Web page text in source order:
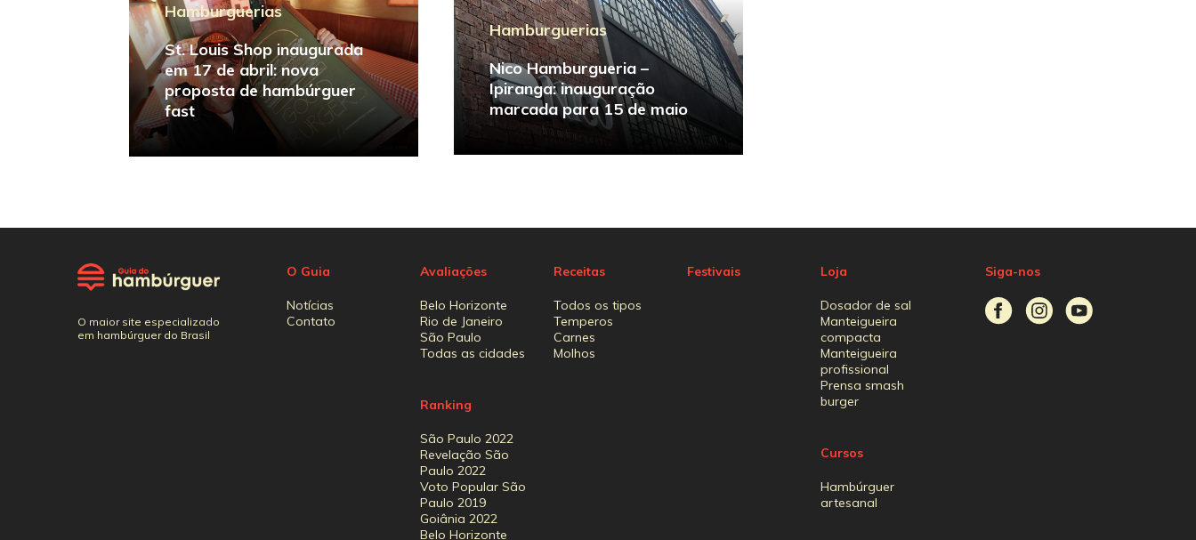
Hamburguerias
St. Louis Shop inaugurada
em 17 de abril: nova
proposta de hambúrguer
fast
Hamburguerias
Nico Hamburgueria –
Ipiranga: inauguração
marcada para 15 de maio
O maior site especializado
em hambúrguer do Brasil
O Guia
Notícias
Contato
Avaliações
Belo Horizonte
Rio de Janeiro
São Paulo
Todas as cidades
Ranking
São Paulo 2022
Revelação São
Paulo 2022
Voto Popular São
Paulo 2019
Goiânia 2022
Belo Horizonte
Receitas
Todos os tipos
Temperos
Carnes
Molhos
Festivais Loja
Dosador de sal
Manteigueira
compacta
Manteigueira
profissional
Prensa smash
burger
Cursos
Hambúrguer
artesanal
Siga-nos